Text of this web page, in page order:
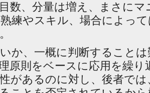
数、分量は増え、まさに
練やスキル、場合によっ
か、一概に判断すること
原則をベースに応用を繰
があるのに対し、後者で